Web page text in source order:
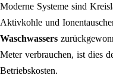
Moderne Systeme sind
Aktivkohle und
Waschwassers
Meter verbrauchen, ist dies
Betriebskosten.